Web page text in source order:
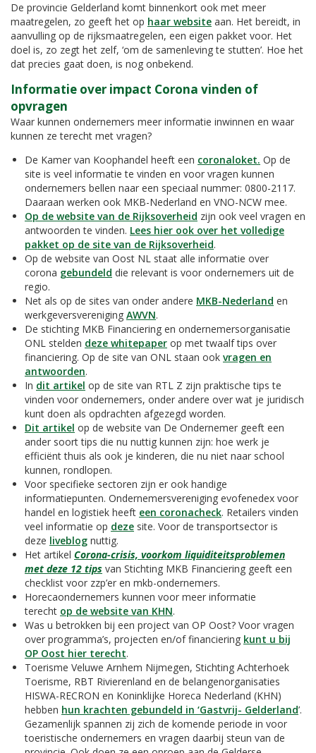
De provincie Gelderland komt binnenkort ook met meer
maatregelen, zo geeft het op haar website aan. Het bereidt, in
aanvulling op de rijksmaatregelen, een eigen pakket voor. Het
doel is, zo zegt het zelf, ‘om de samenleving te stutten’. Hoe het
dat precies gaat doen, is nog onbekend.
Informatie over impact Corona vinden of
opvragen
Waar kunnen ondernemers meer informatie inwinnen en waar
kunnen ze terecht met vragen?
De Kamer van Koophandel heeft een coronaloket. Op de
site is veel informatie te vinden en voor vragen kunnen
ondernemers bellen naar een speciaal nummer: 0800-2117.
Daaraan werken ook MKB-Nederland en VNO-NCW mee.
Op de website van de Rijksoverheid zijn ook veel vragen en
antwoorden te vinden. Lees hier ook over het volledige
pakket op de site van de Rijksoverheid.
Op de website van Oost NL staat alle informatie over
corona gebundeld die relevant is voor ondernemers uit de
regio.
Net als op de sites van onder andere MKB-Nederland en
werkgeversvereniging AWVN.
De stichting MKB Financiering en ondernemersorganisatie
ONL stelden deze whitepaper op met twaalf tips over
financiering. Op de site van ONL staan ook vragen en
antwoorden.
In dit artikel op de site van RTL Z zijn praktische tips te
vinden voor ondernemers, onder andere over wat je juridisch
kunt doen als opdrachten afgezegd worden.
Dit artikel op de website van De Ondernemer geeft een
ander soort tips die nu nuttig kunnen zijn: hoe werk je
efficiënt thuis als ook je kinderen, die nu niet naar school
kunnen, rondlopen.
Voor specifieke sectoren zijn er ook handige
informatiepunten. Ondernemersvereniging evofenedex voor
handel en logistiek heeft een coronacheck. Retailers vinden
veel informatie op deze site. Voor de transportsector is
deze liveblog nuttig.
Het artikel Corona-crisis, voorkom liquiditeitsproblemen
met deze 12 tips van Stichting MKB Financiering geeft een
checklist voor zzp’er en mkb-ondernemers.
Horecaondernemers kunnen voor meer informatie
terecht op de website van KHN.
Was u betrokken bij een project van OP Oost? Voor vragen
over programma’s, projecten en/of financiering kunt u bij
OP Oost hier terecht.
Toerisme Veluwe Arnhem Nijmegen, Stichting Achterhoek
Toerisme, RBT Rivierenland en de belangenorganisaties
HISWA-RECRON en Koninklijke Horeca Nederland (KHN)
hebben hun krachten gebundeld in ‘Gastvrij- Gelderland’.
Gezamenlijk spannen zij zich de komende periode in voor
toeristische ondernemers en vragen daarbij steun van de